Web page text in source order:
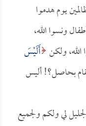
ظالمين يوم هدموا
ونسوا الله،
ولكن أَلَيْسَ
بحاصل؟! أليس
لي ولكم ولجميع